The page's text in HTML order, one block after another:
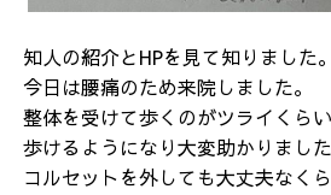
知人の紹介とHPを見て知りました。
今日は腰痛のため来院しました。
整体を受けて歩くのがツライくら
歩けるようになり大変助かりました
コルセットを外しても大丈夫なく